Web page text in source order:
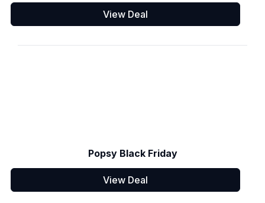
View Deal
Popsy Black Friday
View Deal